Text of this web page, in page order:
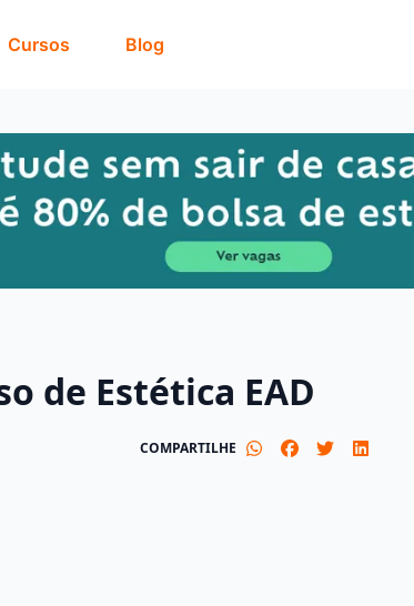
Cursos Blog
de Estética EAD
COMPARTILHE